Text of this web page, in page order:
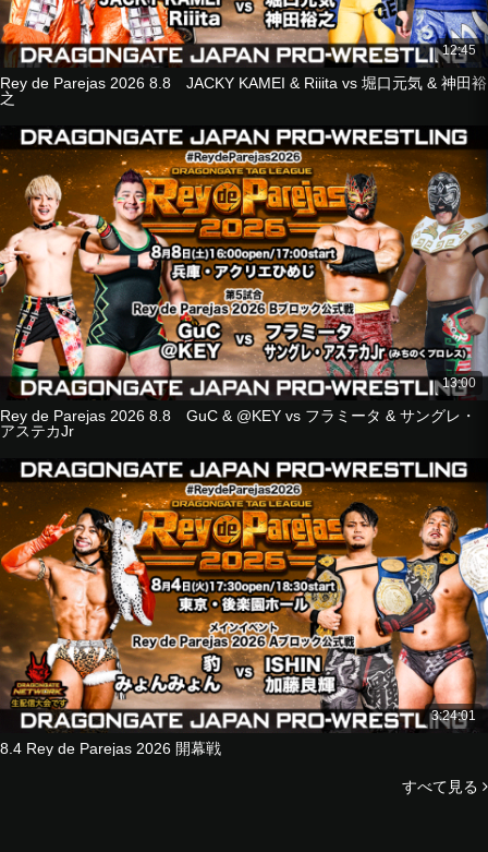
12:45
Rey de Parejas 2026 8.8 JACKY KAMEI & Riiita vs 堀口元気 & 神田裕
之
13:00
Rey de Parejas 2026 8.8 GuC & @KEY vs フラミータ & サングレ・
アステカJr
3:24:01
8.4 Rey de Parejas 2026 開幕戦
すべて見る